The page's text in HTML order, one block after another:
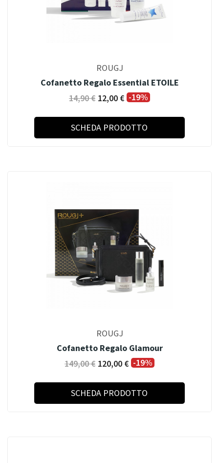
ROUGJ
Cofanetto Regalo Essential ETOILE
14,90 € 12,00 € -19%
SCHEDA PRODOTTO
ROUGJ
Cofanetto Regalo Glamour
149,00 € 120,00 € -19%
SCHEDA PRODOTTO